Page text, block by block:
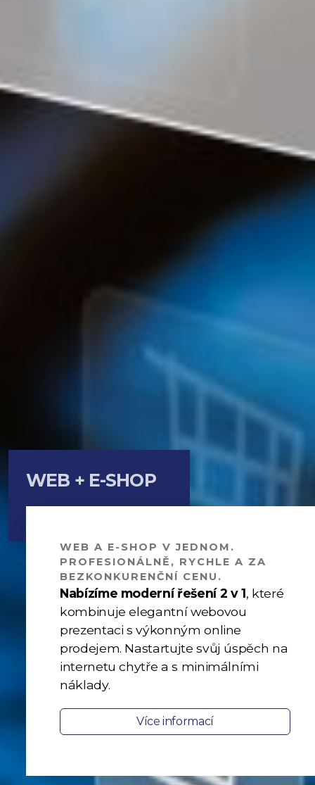
WEB + E-SHOP
WEB A E-SHOP V JEDNOM.
PROFESIONÁLNĚ, RYCHLE A ZA
BEZKONKURENČNÍ CENU.
Nabízíme moderní řešení 2 v 1, které
kombinuje elegantní webovou
prezentaci s výkonným online
prodejem. Nastartujte svůj úspěch na
internetu chytře a s minimálními
náklady.
Více informací